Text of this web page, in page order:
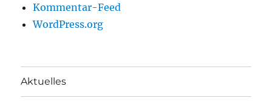
Kommentar-Feed
WordPress.org
Aktuelles